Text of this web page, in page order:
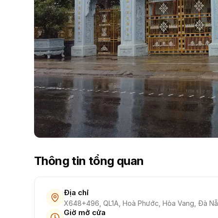
Thông tin tổng quan
Địa chỉ
X648+496, QL1A, Hoà Phước, Hòa Vang, Đà
Giờ mở cửa